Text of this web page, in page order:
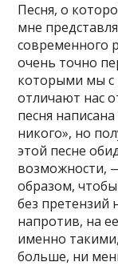
Песня, о
мне
современного
очень точно
которыми мы с
отличают нас
песня
никого», но
этой песне
возможности,
образом,
без претензий
напротив, на
именно
больше, ни